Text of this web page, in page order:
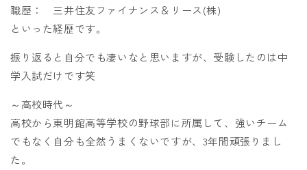
職歴： 三井住友ファイナンス＆リース(株)
といった経歴です。
振り返ると自分でも凄いなと思いますが、受験したのは中
学入試だけです笑
～高校時代～
高校から東明館高等学校の野球部に所属して、強いチーム
でもなく自分も全然うまくないですが、3年間頑張りまし
た。